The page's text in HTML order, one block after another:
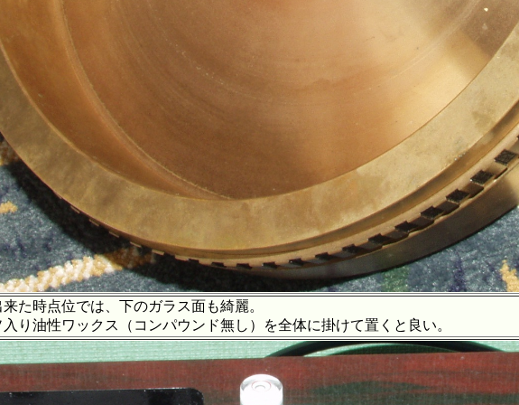
時点位では、下のガラス面も綺麗。
油性ワックス（コンパウンド無し）を全体に掛けて置くと良い。